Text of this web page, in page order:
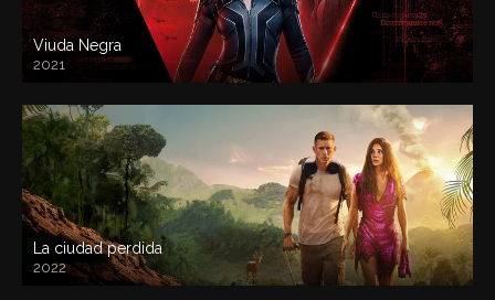
Viuda Negra
2021
La ciudad perdida
2022